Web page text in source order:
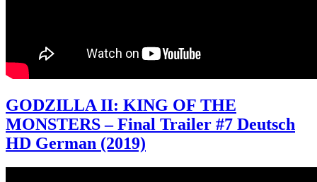
GODZILLA II: KING OF THE
MONSTERS – Final Trailer #7 Deutsch
HD German (2019)